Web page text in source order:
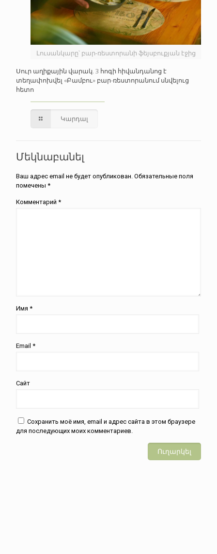
Լուսանկարը՝ բար-ռեստորանի ֆեյսբուքյան էջից
Սուր աղիքային վարակ. 3 հոգի հիվանդանոց է
տեղափոխվել «Բամբու» բար-ռեստորանում սնվելուց
հետո
Կարդալ
Մեկնաբանել
Ваш адрес email не будет опубликован. Обязательные поля
помечены *
Комментарий *
Имя *
Email *
Сайт
Сохранить моё имя, email и адрес сайта в этом браузере
для последующих моих комментариев.